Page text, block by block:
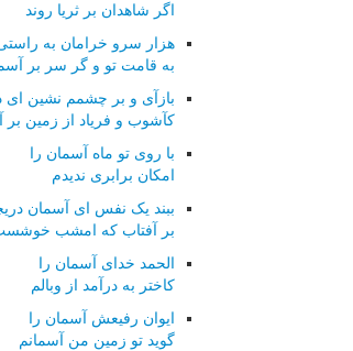
اگر شاهدان بر ثریا روند
هزار سرو خرامان به
به قامت تو و گر سر بر
بازآی و بر چشمم نشین ای
کآشوب و فریاد از زمین بر
با روی تو ماه آسمان را
امکان برابری ندیدم
ببند یک نفس ای آسمان
بر آفتاب که امشب
الحمد خدای آسمان را
کاختر به درآمد از وبالم
ایوان رفیعش آسمان را
گوید تو زمین من آسمانم